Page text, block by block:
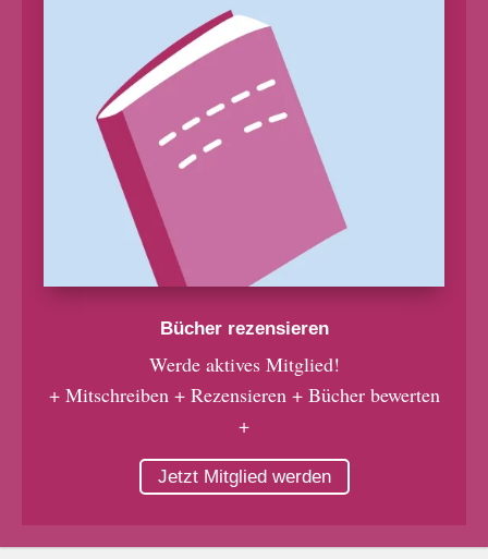
Bücher rezensieren
Werde aktives Mitglied!
+ Mitschreiben + Rezensieren + Bücher bewerten
+
Jetzt Mitglied werden